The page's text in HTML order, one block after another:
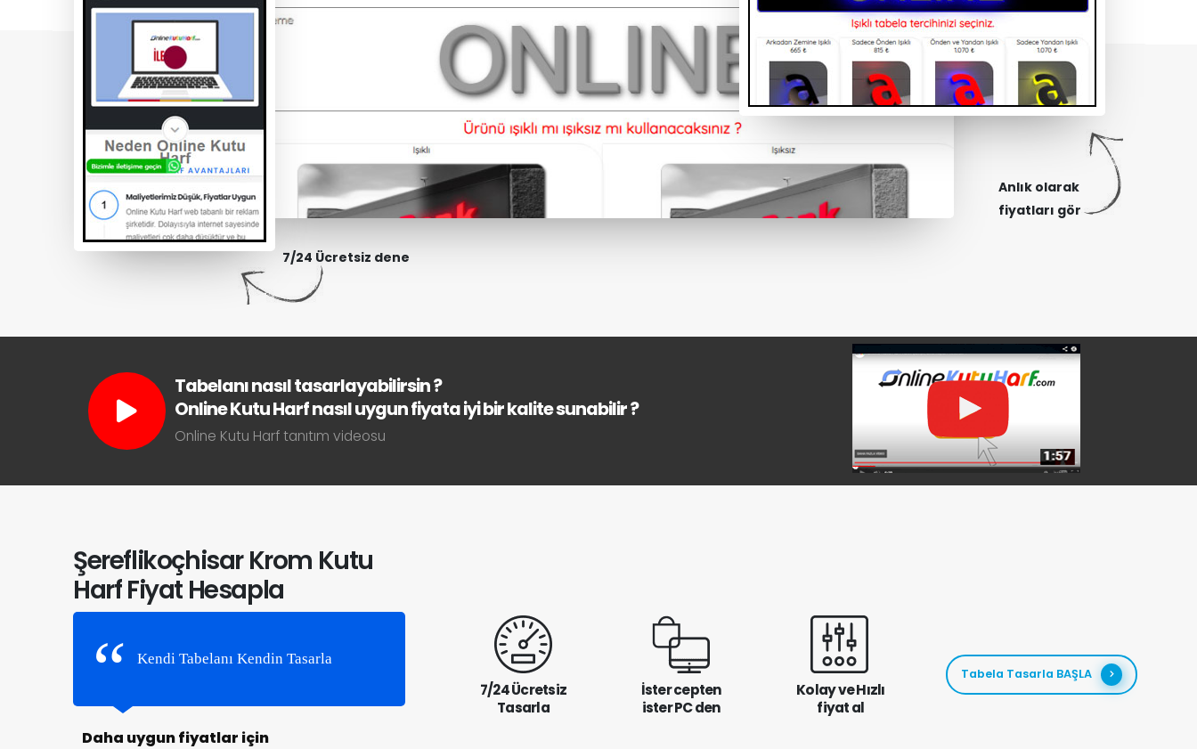
7/24 Ücretsiz dene
Anlık olarak
fiyatları gör
Tabelanı nasıl tasarlayabilirsin ?
Online Kutu Harf nasıl uygun fiyata iyi bir kalite sunabilir ?
Online Kutu Harf tanıtım videosu
Şereflikoçhisar Krom Kutu
Harf Fiyat Hesapla
Kendi Tabelanı Kendin Tasarla
Daha uygun fiyatlar için
7/24 Ücretsiz
Tasarla
İster cepten
ister PC den
Kolay ve Hızlı
fiyat al
Tabela Tasarla BAŞLA